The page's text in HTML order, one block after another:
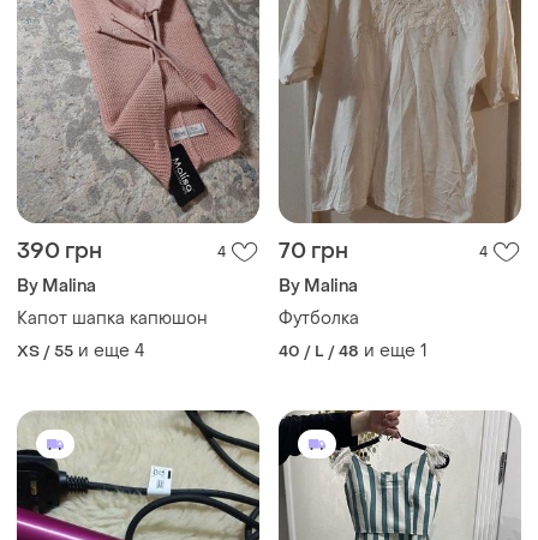
390 грн 4
By Malina
Капот шапка капюшон
XS / 55 и еще 4
70 грн 4
By Malina
Футболка
40 / L / 48 и еще 1